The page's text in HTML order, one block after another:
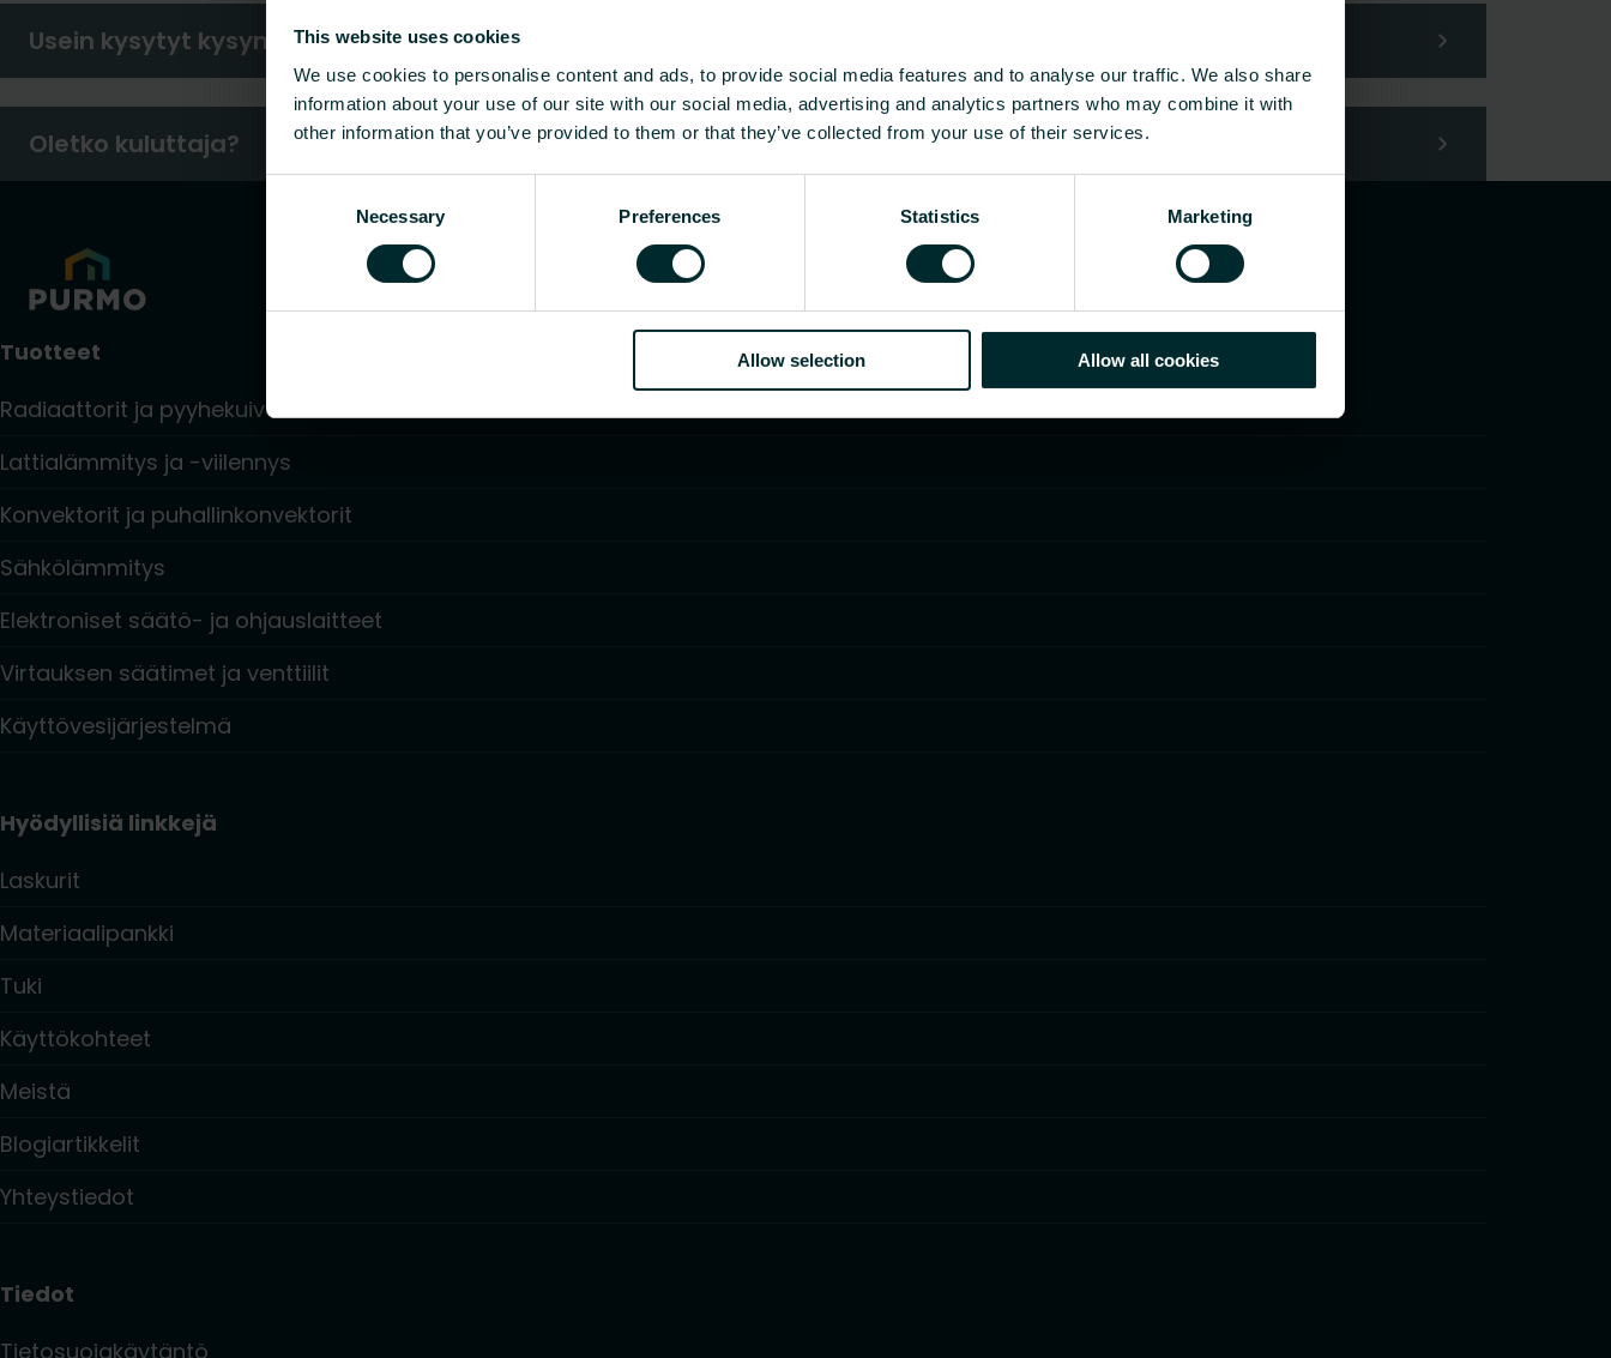
This website uses cookies
We use cookies to personalise content and ads, to provide social media features and to analyse our traffic. We also share
information about your use of our site with our social media, advertising and analytics partners who may combine it with
other information that you’ve provided to them or that they’ve collected from your use of their services.
Necessary Preferences Statistics Marketing
Allow selection Allow all cookies
Usein kysytyt kysymykset
Oletko kuluttaja?
Tuotteet
Radiaattorit ja pyyhekuivaimet
Lattialämmitys ja -viilennys
Konvektorit ja puhallinkonvektorit
Sähkölämmitys
Elektroniset säätö- ja ohjauslaitteet
Virtauksen säätimet ja venttiilit
Käyttövesijärjestelmä
Hyödyllisiä linkkejä
Laskurit
Materiaalipankki
Tuki
Käyttökohteet
Meistä
Blogiartikkelit
Yhteystiedot
Tiedot
Tietosuojakäytäntö